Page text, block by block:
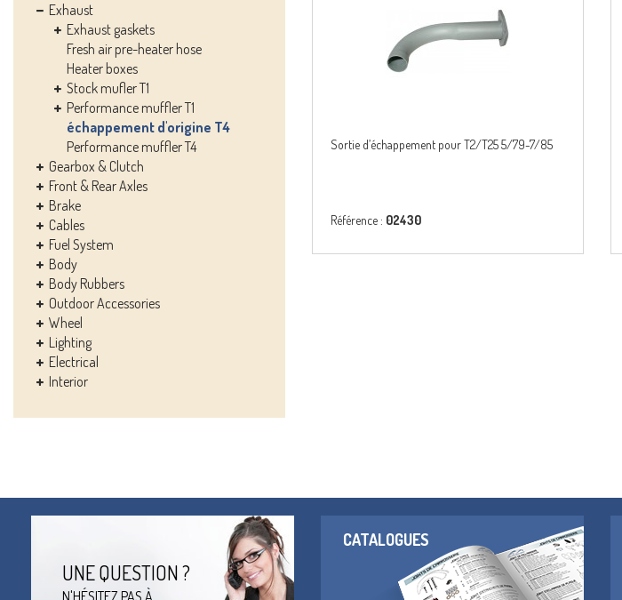
Exhaust
Exhaust gaskets
Fresh air pre-heater hose
Heater boxes
Stock mufler T1
Performance muffler T1
échappement d'origine T4
Performance muffler T4
Gearbox & Clutch
Front & Rear Axles
Brake
Cables
Fuel System
Body
Body Rubbers
Outdoor Accessories
Wheel
Lighting
Electrical
Interior
Sortie d’échappement pour T2/T25 5/79-7/85
Référence : 02430
UNE QUESTION ?
N'HÉSITEZ PAS À
CATALOGUES